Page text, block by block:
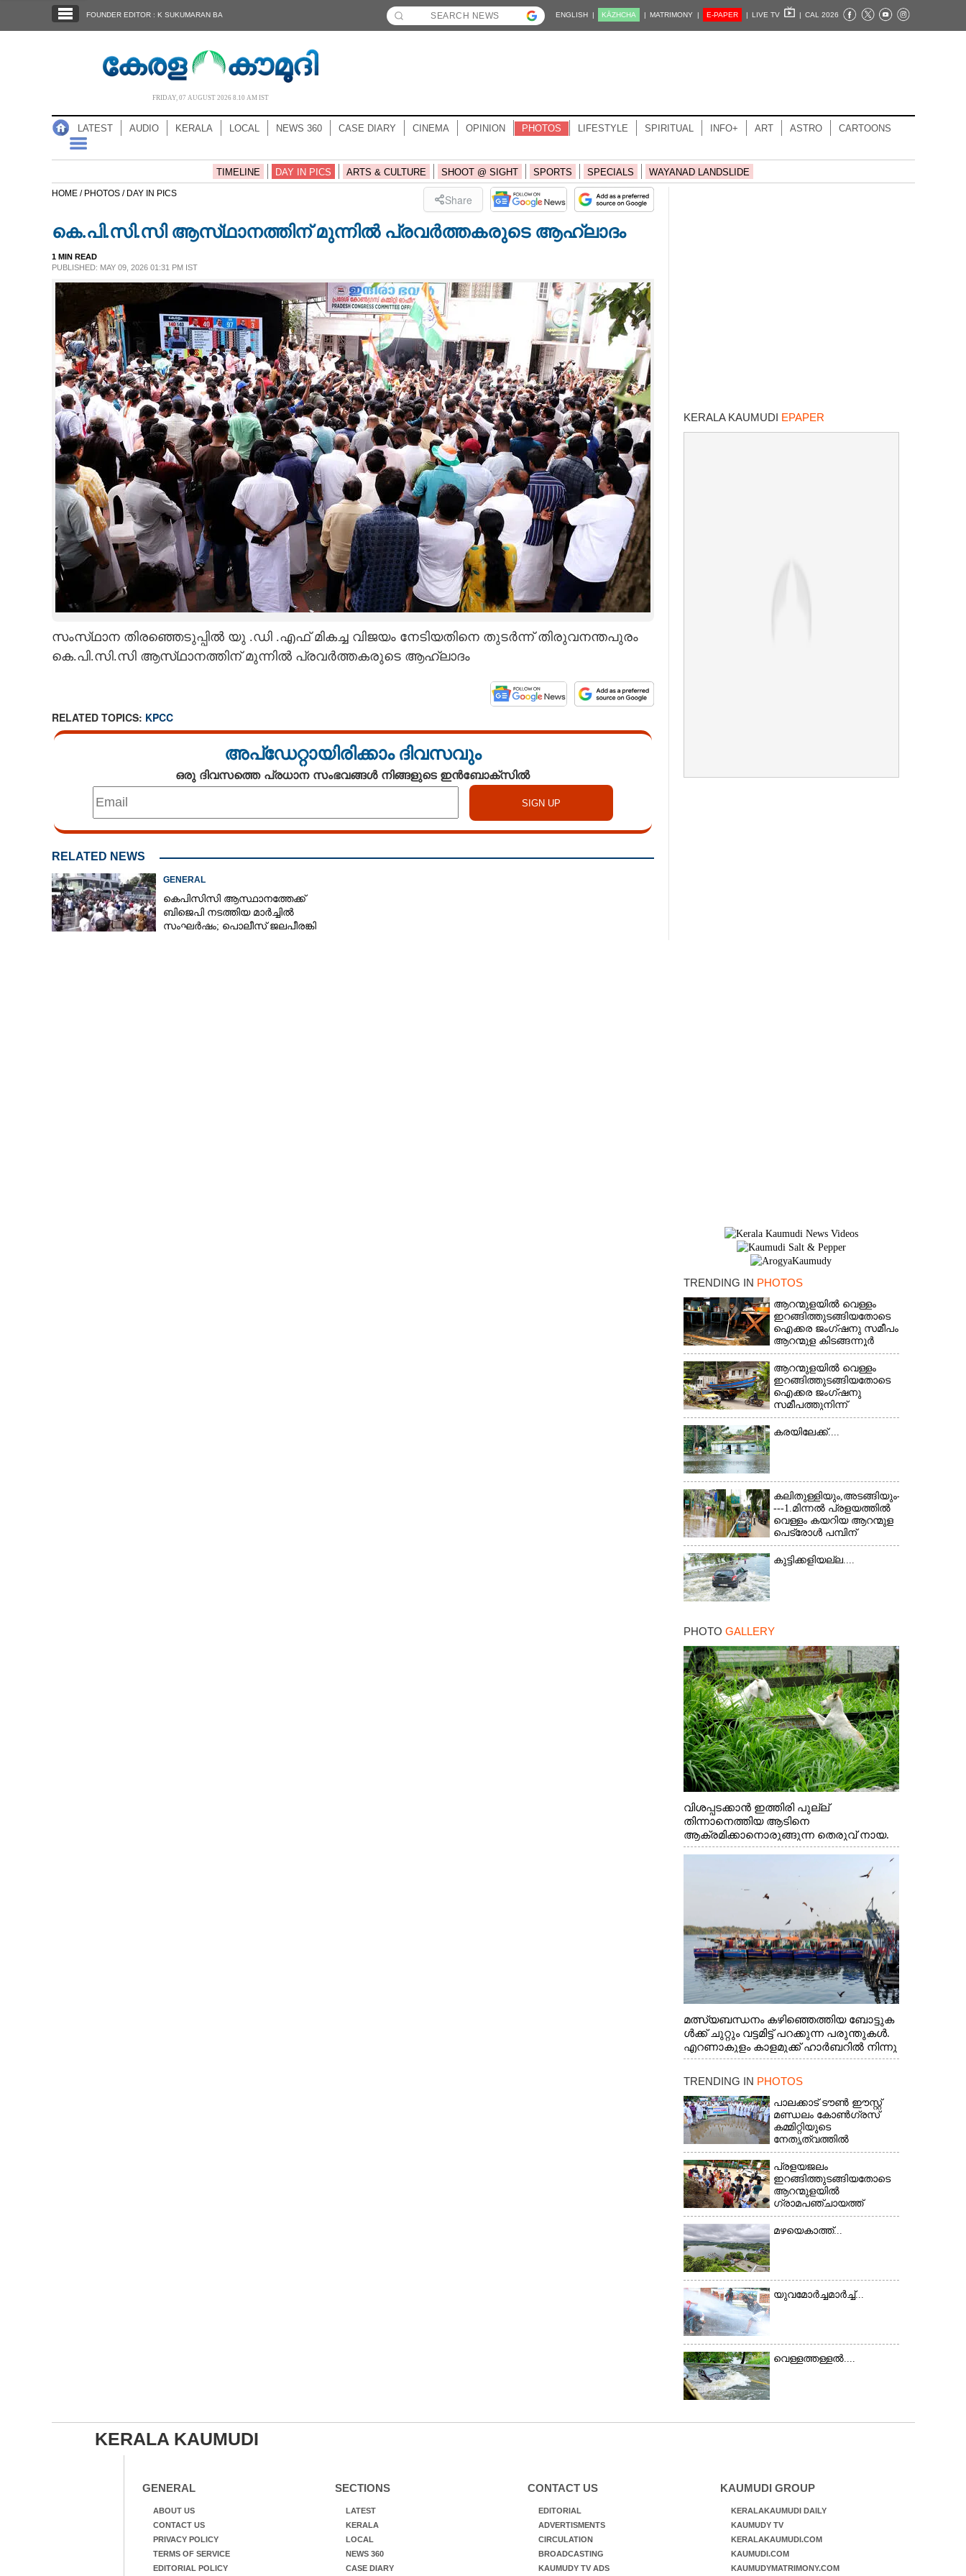
NOTIFIED NEWS
CASE DIARY
LIFESTYLE
SPIRITUAL
FOUNDER EDITOR : K SUKUMARAN BA ENGLISH | KĀZHCHA | MATRIMONY | E-PAPER | LIVE TV | CAL 2026
FRIDAY, 07 AUGUST 2026 8.10 AM IST
LATEST AUDIO KERALA LOCAL NEWS 360 CASE DIARY CINEMA OPINION PHOTOS LIFESTYLE SPIRITUAL INFO+ ART ASTRO CARTOONS
TIMELINE DAY IN PICS ARTS & CULTURE SHOOT @ SIGHT SPORTS SPECIALS WAYANAD LANDSLIDE
HOME / PHOTOS / DAY IN PICS Share
കെ.പി.സി.സി ആസ്‌ഥാനത്തിന് മുന്നിൽ പ്രവർത്തകരുടെ ആഹ്ലാദം
1 MIN READ
PUBLISHED: MAY 09, 2026 01:31 PM IST
സംസ്‌ഥാന തിരഞ്ഞെടുപ്പിൽ യു .ഡി .എഫ് മികച്ച വിജയം നേടിയതിനെ തുടർന്ന് തിരുവനന്തപുരം
കെ.പി.സി.സി ആസ്‌ഥാനത്തിന് മുന്നിൽ പ്രവർത്തകരുടെ ആഹ്ലാദം
RELATED TOPICS: KPCC
അപ്ഡേറ്റായിരിക്കാം ദിവസവും
ഒരു ദിവസത്തെ പ്രധാന സംഭവങ്ങൾ നിങ്ങളുടെ ഇൻബോക്സിൽ
RELATED NEWS
GENERAL
കെപിസിസി ആസ്ഥാനത്തേക്ക്
ബിജെപി നടത്തിയ മാർച്ചിൽ
സംഘർഷം; പൊലീസ് ജലപീരങ്കി
KERALA KAUMUDI EPAPER
TRENDING IN PHOTOS
ആറന്മുളയിൽ വെള്ളം
ഇറങ്ങിത്തുടങ്ങിയതോടെ
ഐക്കര ജംഗ്ഷനു സമീപം
ആറന്മുള കിടങ്ങന്നൂർ
റോഡിന് സമീപം
പ്രവർത്തിക്കു ആറന്മുള
തട്ടുകട കഴുകി
വൃത്തിയാക്കുന്നു.
ആറന്മുളയിൽ വെള്ളം
ഇറങ്ങിത്തുടങ്ങിയതോടെ
ഐക്കര ജംഗ്ഷനു
സമീപത്തുനിന്ന്
രക്ഷാപ്രവർത്തനത്തിന്
കൊല്ലത്ത് നിന്ന് എത്തിയ
കരയിലേക്ക്....
കലിതുള്ളിയും,അടങ്ങിയും-
---1.മിന്നൽ പ്രളയത്തിൽ
വെള്ളം കയറിയ ആറന്മുള
പെട്രോൾ പമ്പിന്
സമീപത്തെ റോ‌ഡ് രണ്ടാം
തീയതിയിലെ
കാഴ്ച.2.വെള്ളം
നിന്ന്എത്തിച്ച ബോട്ടും.
കുട്ടിക്കളിയല്ല....
PHOTO GALLERY
വിശപ്പടക്കാൻ ഇത്തിരി പുല്ല്
തിന്നാനെത്തിയ ആടിനെ
ആക്രമിക്കാനൊരുങ്ങുന്ന തെരുവ് നായ.
എറണാകുളം വാത്തുരുത്തിയിൽ നിന്നുള്ള
മത്സ്യബന്ധനം കഴിഞ്ഞെത്തിയ ബോട്ടുക
ൾക്ക് ചുറ്റും വട്ടമിട്ട് പറക്കുന്ന പരുന്തുകൾ.
എറണാകുളം കാളമുക്ക് ഹാർബറിൽ നിന്നു
ള്ള കാഴ്ച
TRENDING IN PHOTOS
പാലക്കാട് ടൗൺ ഈസ്റ്റ്
മണ്ഡലം കോൺഗ്രസ്
കമ്മിറ്റിയുടെ
നേതൃത്വത്തിൽ
പ്രളയജലം
ഇറങ്ങിത്തുടങ്ങിയതോടെ
ആറന്മുളയിൽ
ഗ്രാമപഞ്ചായത്ത്
പ്രസിഡന്റ് മാരും
അംഗങ്ങളും
മാലിന്യങ്ങളും നീക്കം
ചെയ്യുന്നു.
മഴയെകാത്ത്...
യുവമോർച്ചമാർച്ച്...
വെള്ളത്തള്ളൽ....
KERALA KAUMUDI
GENERAL
ABOUT US
CONTACT US
PRIVACY POLICY
TERMS OF SERVICE
EDITORIAL POLICY
SECTIONS
LATEST
KERALA
LOCAL
NEWS 360
CASE DIARY
CONTACT US
EDITORIAL
ADVERTISMENTS
CIRCULATION
BROADCASTING
KAUMUDY TV ADS
KAUMUDI GROUP
KERALAKAUMUDI DAILY
KAUMUDY TV
KERALAKAUMUDI.COM
KAUMUDI.COM
KAUMUDYMATRIMONY.COM
×